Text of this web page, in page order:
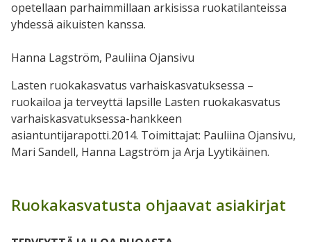
opetellaan parhaimmillaan arkisissa ruokatilanteissa
yhdessä aikuisten kanssa.
Hanna Lagström, Pauliina Ojansivu
Lasten ruokakasvatus varhaiskasvatuksessa –
ruokailoa ja terveyttä lapsille Lasten ruokakasvatus
varhaiskasvatuksessa-hankkeen
asiantuntijarapotti.2014. Toimittajat: Pauliina Ojansivu,
Mari Sandell, Hanna Lagström ja Arja Lyytikäinen.
Ruokakasvatusta ohjaavat asiakirjat